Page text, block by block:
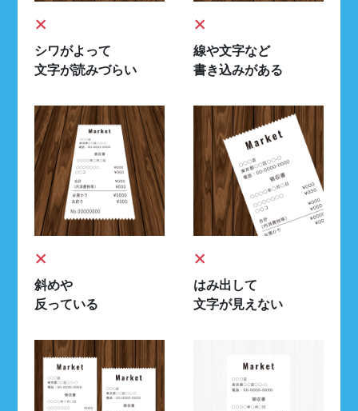
×
シワがよって
文字が読みづらい
×
線や文字など
書き込みがある
×
斜めや
反っている
×
はみ出して
文字が見えない